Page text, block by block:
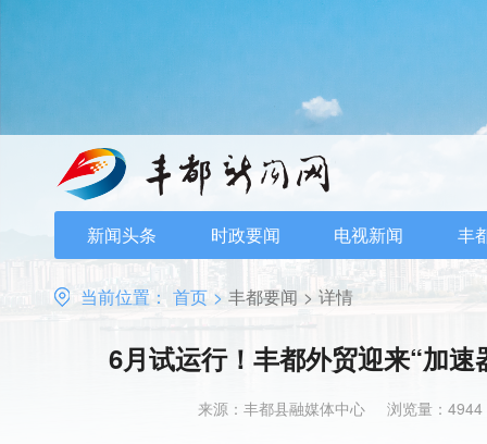
新闻头条 时政要闻 电视新闻 丰
当前位置： 首页 > 丰都要闻 > 详情
6月试运行！丰都外贸迎来“加
来源：丰都县融媒体中心 浏览量：4944